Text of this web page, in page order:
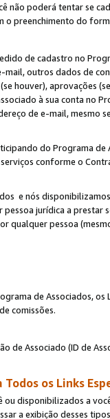
não poderá tentar se
o preenchimento do
de cadastro no
mail, outros dados de
houver), aprovações
à sua conta no
de e-mail,
do Programa
conforme o
e nós
jurídica a
qualquer pessoa
de Associados, os
comissões.
de Associado (ID de
os Links
ou disponibilizados a
a exibição desses